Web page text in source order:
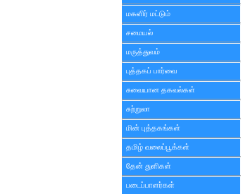
மகளிர் மட்டும்
சமையல்
மருத்துவம்
புத்தகப் பார்வை
சுவையான தகவல்கள்
சுற்றுலா
மின் புத்தகங்கள்
தமிழ் வலைப்பூக்கள்
தேன் துளிகள்
படைப்பாளர்கள்